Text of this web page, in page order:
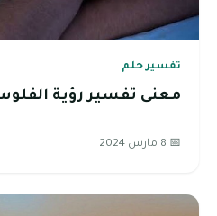
تفسير حلم
معنى تفسير رؤية
📅 8 مارس 2024